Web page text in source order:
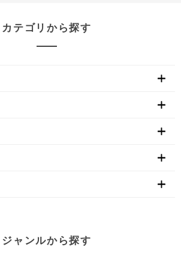
カテゴリから探す
ジャンルから探す